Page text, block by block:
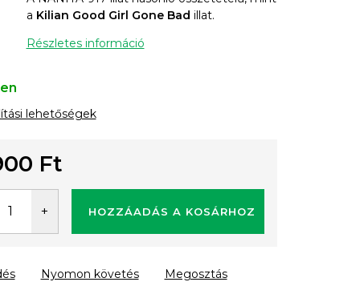
a Kilian Good Girl Gone Bad illat.
Részletes információ
lehetőségek
Ft
HOZZÁADÁS A KOSÁRHOZ
Nyomon követés Megosztás